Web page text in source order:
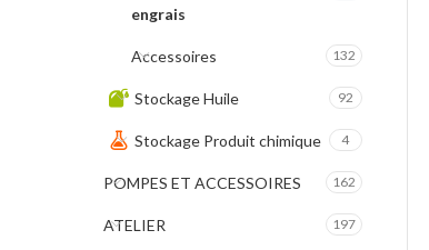
engrais
Accessoires 132
Stockage Huile 92
Stockage Produit chimique 4
POMPES ET ACCESSOIRES 162
ATELIER 197